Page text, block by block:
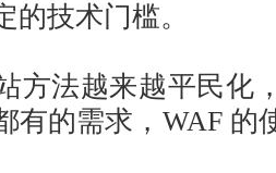
的技术门槛。
方法越来越平民化
有的需求，WAF 的